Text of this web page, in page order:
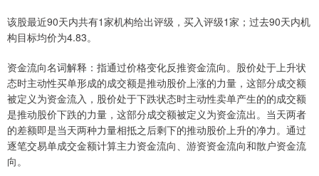
该股最近90天内共有1家机构给出评级，买入评级1家；过去90天内机
构目标均价为4.83。
资金流向名词解释：指通过价格变化反推资金流向。股价处于上升状
态时主动性买单形成的成交额是推动股价上涨的力量，这部分成交额
被定义为资金流入，股价处于下跌状态时主动性卖单产生的的成交额
是推动股价下跌的力量，这部分成交额被定义为资金流出。当天两者
的差额即是当天两种力量相抵之后剩下的推动股价上升的净力。通过
逐笔交易单成交金额计算主力资金流向、游资资金流向和散户资金流
向。